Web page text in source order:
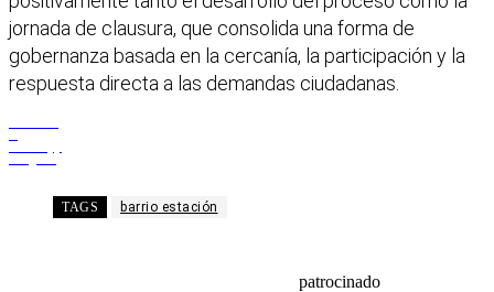
jornada de clausura, que consolida una forma de
gobernanza basada en la cercanía, la participación y la
respuesta directa a las demandas ciudadanas.
TAGS barrio estación
patrocinado